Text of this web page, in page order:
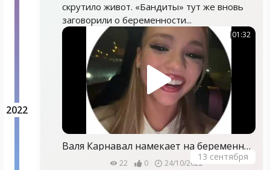
2022
скрутило живот. «Бандиты» тут же вновь
заговорили о беременности...
01:32
Валя Карнавал намекает на беременность
22 0 24/10/2022
13 сентября